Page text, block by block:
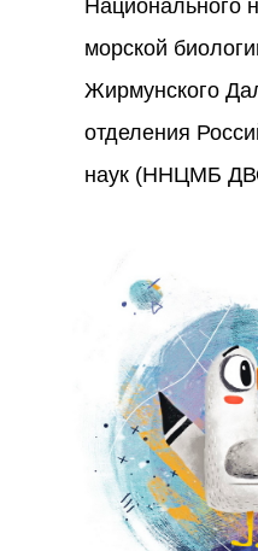
Национального
морской
Жирмунского
отделения
наук (ННЦМБ